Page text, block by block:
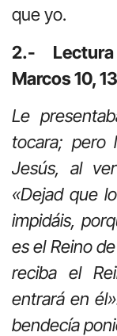
que yo.
2.-
Marcos 10,
Le
tocara; pero
Jesús, al
«Dejad que
impidáis,
es el Reino
reciba el
entrará en
bendecía